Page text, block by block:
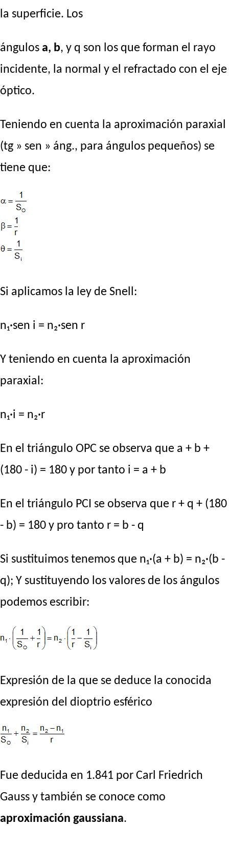
la superficie. Los
ángulos a, b, y q son los que forman el rayo
incidente, la normal y el refractado con el eje
óptico.
Teniendo en cuenta la aproximación paraxial
(tg » sen » áng., para ángulos pequeños) se
tiene que:
Si aplicamos la ley de Snell:
n₁·sen i = n₂·sen r
Y teniendo en cuenta la aproximación
paraxial:
n₁·i = n₂·r
En el triángulo OPC se observa que a + b +
(180 - i) = 180 y por tanto i = a + b
En el triángulo PCI se observa que r + q + (180
- b) = 180 y pro tanto r = b - q
Si sustituimos tenemos que n₁·(a + b) = n₂·(b -
q); Y sustituyendo los valores de los ángulos
podemos escribir:
Expresión de la que se deduce la conocida
expresión del dioptrio esférico
Fue deducida en 1.841 por Carl Friedrich
Gauss y también se conoce como
aproximación gaussiana.